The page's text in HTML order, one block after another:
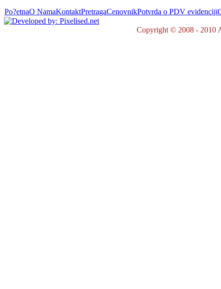
Po?etnaO NamaKontaktPretragaCenovnikPotvrda o PDV evidenciji
Copyright © 2008 - 2010